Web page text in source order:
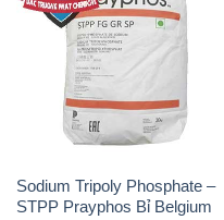
Sodium Tripoly Phosphate –
STPP Prayphos Bỉ Belgium